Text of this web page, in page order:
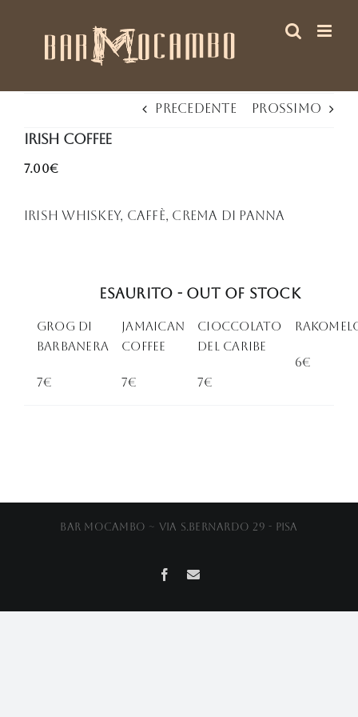
Precedente Prossimo
Irish COffee
7.00€
Irish Whiskey, caffè, crema di panna
Esaurito - Out of stock
Grog di
Barbanera
7€
Jamaican
Coffee
7€
Cioccolato
del Caribe
7€
6€
Bar Mocambo ~ Via S.Bernardo 29 - Pisa
Facebook
Email